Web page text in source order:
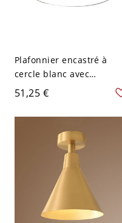
Plafonnier encastré à
cercle blanc avec
ampoules LED pour un
lumière blanche - 110 V-
120 V 36,83 cm Or
51,25 €